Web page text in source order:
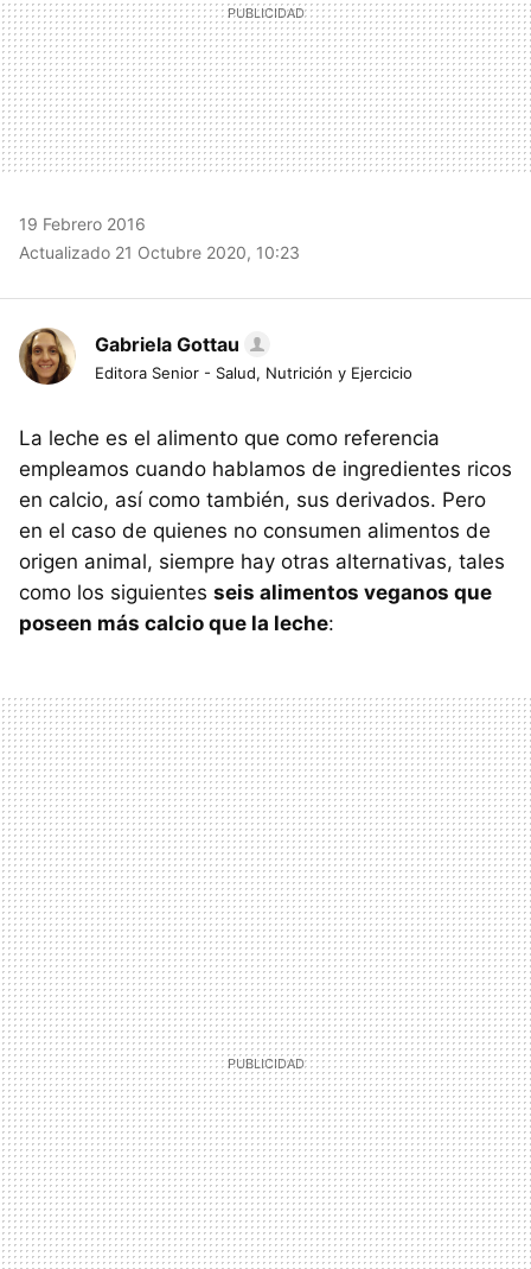
19 Febrero 2016
Actualizado 21 Octubre 2020, 10:23
Gabriela Gottau
Editora Senior - Salud, Nutrición y Ejercicio
La leche es el alimento que como referencia
empleamos cuando hablamos de ingredientes ricos
en calcio, así como también, sus derivados. Pero
en el caso de quienes no consumen alimentos de
origen animal, siempre hay otras alternativas, tales
como los siguientes seis alimentos veganos que
poseen más calcio que la leche: